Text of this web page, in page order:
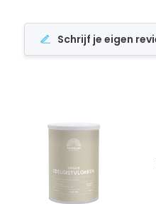
Schrijf je eigen